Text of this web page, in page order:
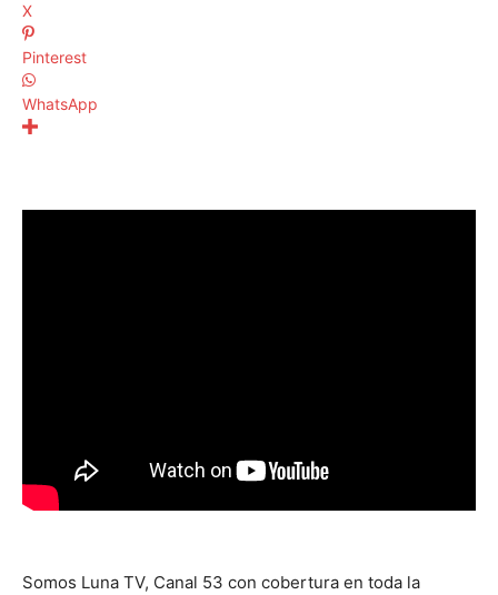
X
Pinterest
WhatsApp
Somos Luna TV, Canal 53 con cobertura en toda la